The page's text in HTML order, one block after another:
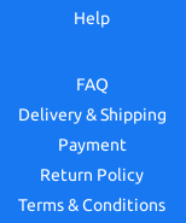
Help
FAQ
Delivery & Shipping
Payment
Return Policy
Terms & Conditions